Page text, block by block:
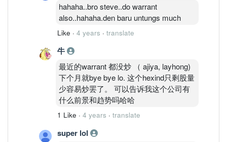
hahaha..bro steve..do warrant
also..hahaha.den baru untungs much
Like · 4 years · translate
牛
最近的warrant 都没炒 （ ajiya, layhong)
下个月就bye bye lo. 这个hexind只剩股量
少容易炒罢了。 可以告诉我这个公司有
什么前景和趋势吗哈哈
1 Like · 4 years · translate
super lol